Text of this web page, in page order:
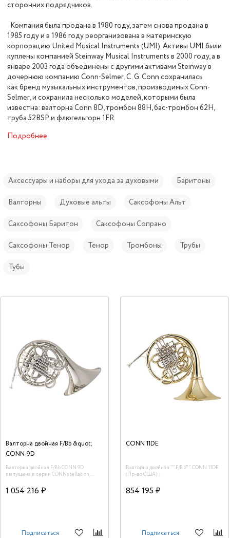
сторонних подрядчиков.
Компания была продана в 1980 году, затем снова продана в
1985 году и в 1986 году реорганизована в материнскую
корпорацию United Musical Instruments (UMI). Активы UMI были
куплены компанией Steinway Musical Instruments в 2000 году, а в
январе 2003 года объединены с другими активами Steinway в
дочернюю компанию Conn-Selmer. C. G. Conn сохранилась
как бренд музыкальных инструментов, производимых Conn-
Selmer, и сохранила несколько моделей, которыми была
известна: валторна Conn 8D, тромбон 88H, бас-тромбон 62H,
труба 52BSP и флюгельгорн 1FR.
Подробнее
Аксессуары и наборы для ухода за духовыми Баритоны
Валторны Духовые альты Саксофоны Альт
Саксофоны Баритон Саксофоны Сопрано
Саксофоны Тенор Тенор Тромбоны Трубы
Тубы
Валторна двойная F/Bb &quot;
CONN 9D
Валторна двойная F/Bb CONN 9D
выпущена в серии CONNstellation.
насыщенным тембром. Великолепно
звучит как соло, так и в оркестре.<br />
1 054 216 ₽
Подписаться
CONN 11DE
Валторна двойная ""F/Bb"" CONN 11DE
(Пр-во США)
854 195 ₽
Подписаться